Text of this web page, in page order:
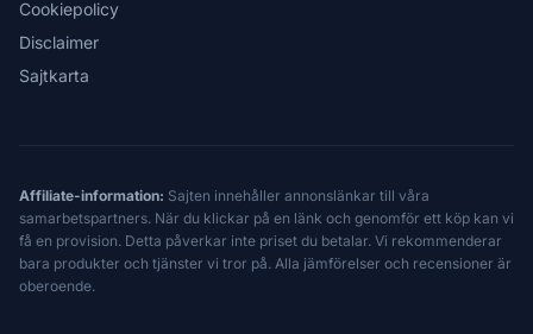
Cookiepolicy
Disclaimer
Sajtkarta
Affiliate-information: Sajten innehåller annonslänkar till våra
samarbetspartners. När du klickar på en länk och genomför ett köp kan vi
få en provision. Detta påverkar inte priset du betalar. Vi rekommenderar
bara produkter och tjänster vi tror på. Alla jämförelser och recensioner är
oberoende.